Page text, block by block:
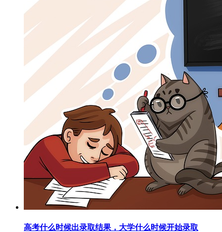
高考什么时候出录取结果，大学什么时候开始录取